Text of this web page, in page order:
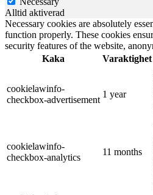
Alltid aktiverad
Necessary cookies are absolutely
function properly. These cookies
security features of the website,
Kaka
Varaktighet
cookielawinfo-
checkbox-advertisement
1 year
cookielawinfo-
checkbox-analytics
11 months